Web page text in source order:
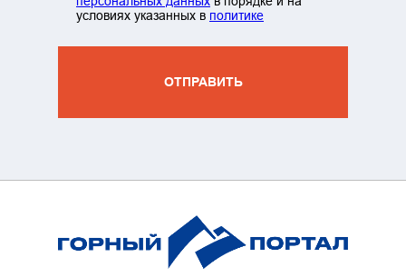
условиях указанных в политике
ОТПРАВИТЬ
+7 931 244 38 87